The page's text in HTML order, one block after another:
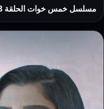
مسلسل خمس خوات الحلقة 18 الثامنة عشر HD